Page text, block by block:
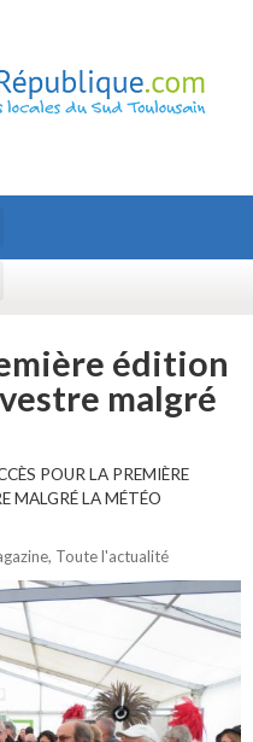
édition
malgré
POUR LA PREMIÈRE
MALGRÉ LA MÉTÉO
, Toute l'actualité